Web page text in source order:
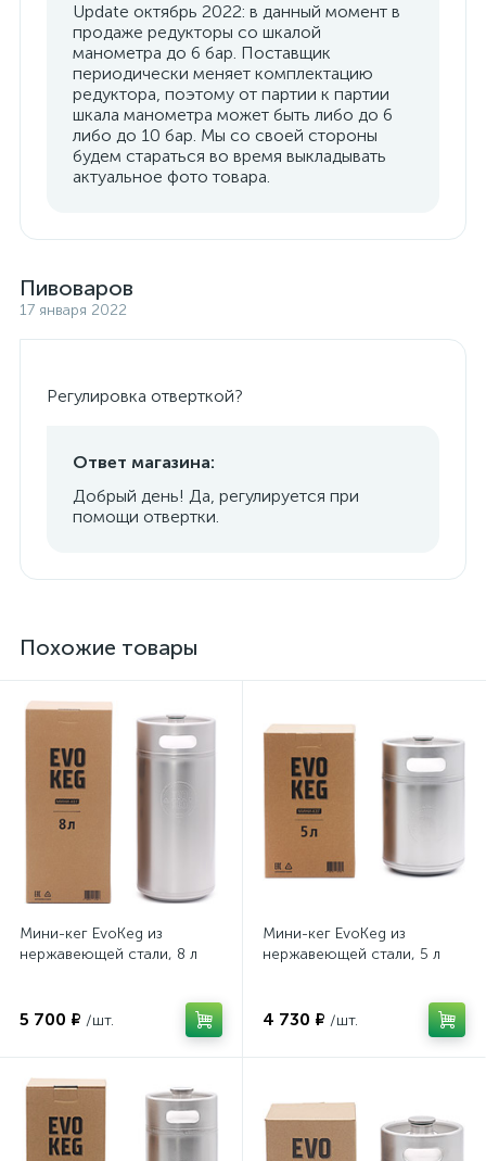
Update октябрь 2022: в данный момент в
продаже редукторы со шкалой
манометра до 6 бар. Поставщик
периодически меняет комплектацию
редуктора, поэтому от партии к партии
шкала манометра может быть либо до 6
либо до 10 бар. Мы со своей стороны
будем стараться во время выкладывать
актуальное фото товара.
Пивоваров
17 января 2022
Регулировка отверткой?
Ответ магазина:
Добрый день! Да, регулируется при
помощи отвертки.
Похожие товары
Мини-кег EvoKeg из
нержавеющей стали, 8 л
5 700 ₽ /шт.
Мини-кег EvoKeg из
нержавеющей стали, 5 л
4 730 ₽ /шт.